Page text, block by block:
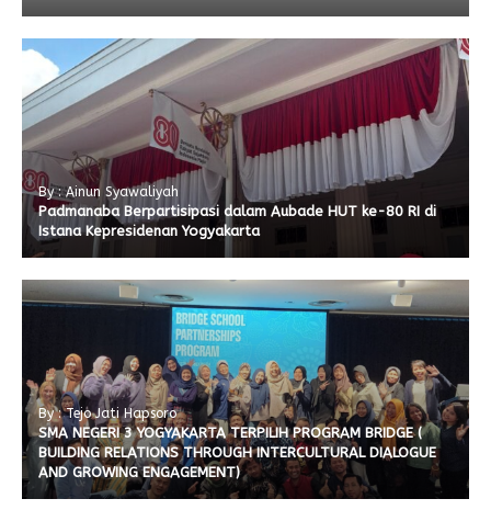
By : Ainun Syawaliyah
Padmanaba Berpartisipasi dalam Aubade HUT ke-80 RI di
Istana Kepresidenan Yogyakarta
By : Tejo Jati Hapsoro
SMA NEGERI 3 YOGYAKARTA TERPILIH PROGRAM BRIDGE (
BUILDING RELATIONS THROUGH INTERCULTURAL DIALOGUE
AND GROWING ENGAGEMENT)